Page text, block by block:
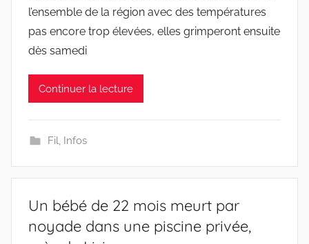
l’ensemble de la région avec des températures
pas encore trop élevées, elles grimperont ensuite
dès samedi
Continuer la lecture
Fil, Infos
Un bébé de 22 mois meurt par
noyade dans une piscine privée,